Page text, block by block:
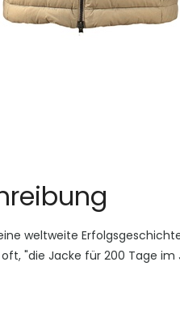
weltweite
"die Jacke für 200 Tage im